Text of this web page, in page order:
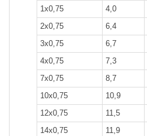
1x0,75
4,0
2x0,75
6,4
3x0,75
6,7
4x0,75
7,3
7x0,75
8,7
10x0,75
10,9
12x0,75
11,5
14x0,75
11,9